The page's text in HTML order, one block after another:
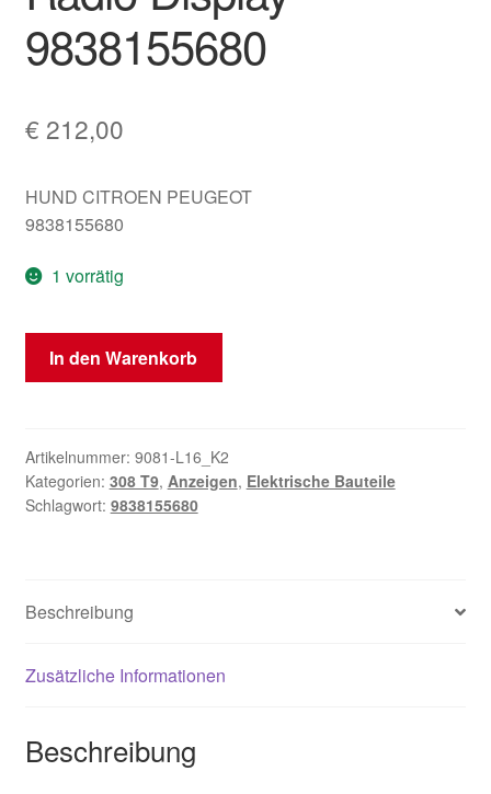
9838155680
€ 212,00
HUND CITROEN PEUGEOT
9838155680
1 vorrätig
Peugeot
308
Computer
Radio
Display
In den Warenkorb
Artikelnummer: 9081-L16_K2
Kategorien: 308 T9, Anzeigen, Elektrische Bauteile
Schlagwort: 9838155680
Beschreibung
Zusätzliche Informationen
Beschreibung